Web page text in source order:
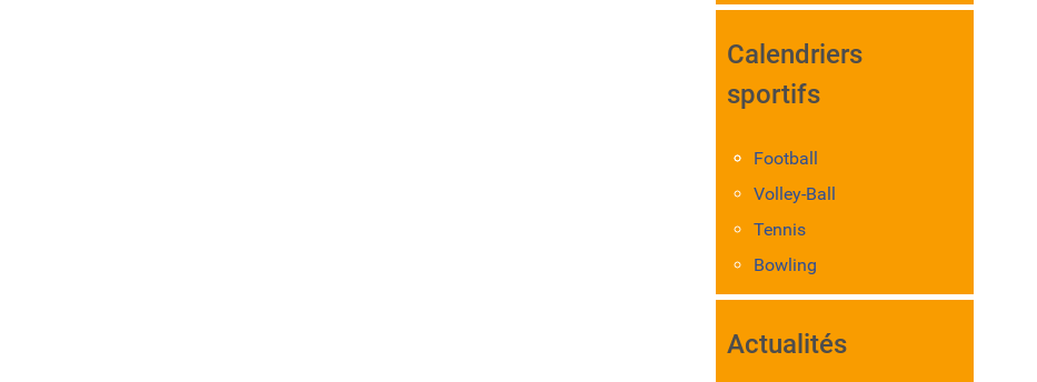
Calendriers
sportifs
Football
Volley-Ball
Tennis
Bowling
Actualités